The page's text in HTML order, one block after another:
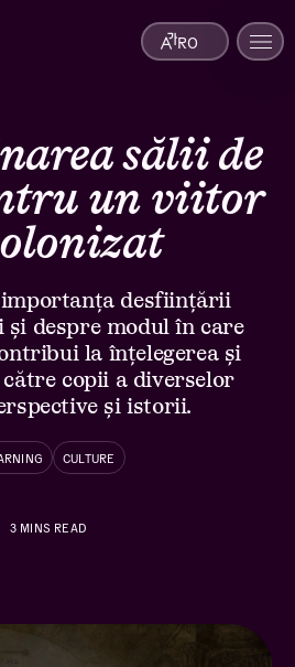
sălii de
un viitor
desființării
și despre modul în care
la înțelegerea și
către copii a diverselor
și istorii.
CULTURE
3MINS READ
RO